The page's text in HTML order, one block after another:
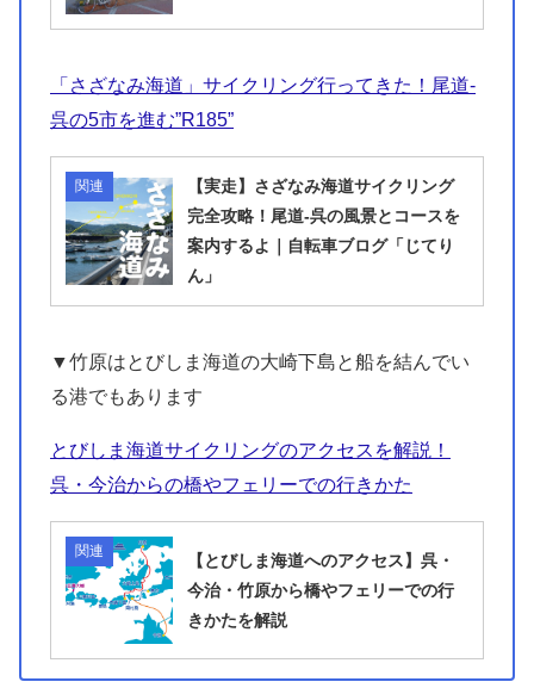
「さざなみ海道」サイクリング行ってきた！尾道-
呉の5市を進む”R185”
関連
【実走】さざなみ海道サイクリング
完全攻略！尾道-呉の風景とコースを
案内するよ｜自転車ブログ「じてり
ん」
▼竹原はとびしま海道の大崎下島と船を結んでい
る港でもあります
とびしま海道サイクリングのアクセスを解説！
呉・今治からの橋やフェリーでの行きかた
関連
【とびしま海道へのアクセス】呉・
今治・竹原から橋やフェリーでの行
きかたを解説